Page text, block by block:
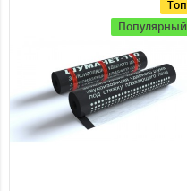
Топ
Популярный